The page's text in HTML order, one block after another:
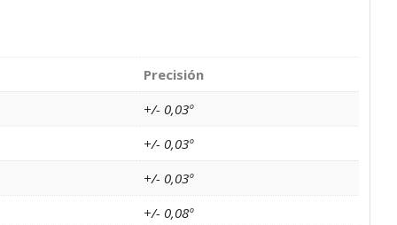
Precisión
+/- 0,03º
+/- 0,03º
+/- 0,03º
+/- 0,08º